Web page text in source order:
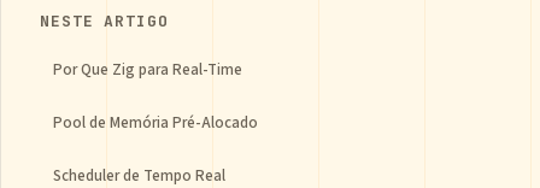
NESTE ARTIGO
Por Que Zig para Real-Time
Pool de Memória Pré-Alocado
Scheduler de Tempo Real